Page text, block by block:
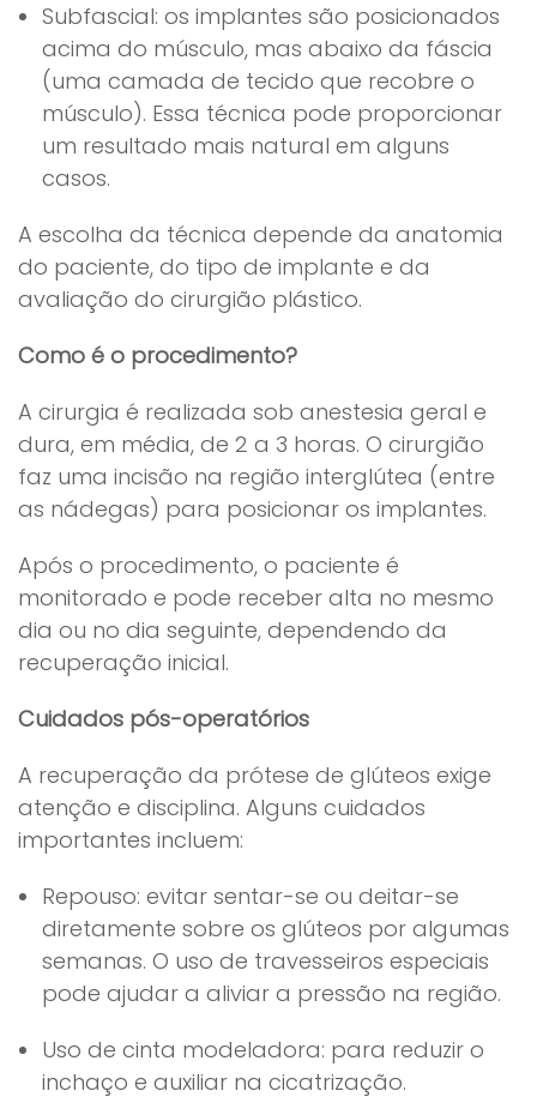
Subfascial: os implantes são posicionados
acima do músculo, mas abaixo da fáscia
(uma camada de tecido que recobre o
músculo). Essa técnica pode proporcionar
um resultado mais natural em alguns
casos.
A escolha da técnica depende da anatomia
do paciente, do tipo de implante e da
avaliação do cirurgião plástico.
Como é o procedimento?
A cirurgia é realizada sob anestesia geral e
dura, em média, de 2 a 3 horas. O cirurgião
faz uma incisão na região interglútea (entre
as nádegas) para posicionar os implantes.
Após o procedimento, o paciente é
monitorado e pode receber alta no mesmo
dia ou no dia seguinte, dependendo da
recuperação inicial.
Cuidados pós-operatórios
A recuperação da prótese de glúteos exige
atenção e disciplina. Alguns cuidados
importantes incluem:
Repouso: evitar sentar-se ou deitar-se
diretamente sobre os glúteos por algumas
semanas. O uso de travesseiros especiais
pode ajudar a aliviar a pressão na região.
Uso de cinta modeladora: para reduzir o
inchaço e auxiliar na cicatrização.